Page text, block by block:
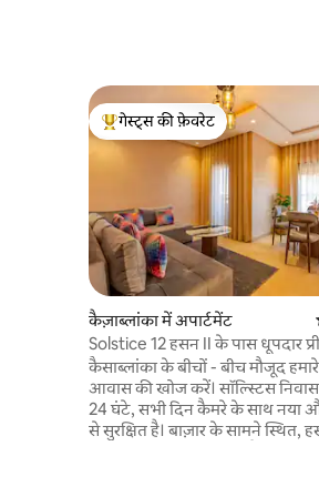
गेस्ट्स का टॉप फ़ेवरेट
गेस्ट्स की फ़ेवरेट
कैज़ाब्लांका में अपार्टमेंट
Solstice 12 हसन II के पास धूपदार
कैसाब्लांका के बीचों - बीच मौजूद
आवास की खोज करें। सॉल्स्टिस निवास
24 घंटे, सभी दिन कैमरे के साथ नया
से सुरक्षित है। बाज़ार के सामने स्थित,